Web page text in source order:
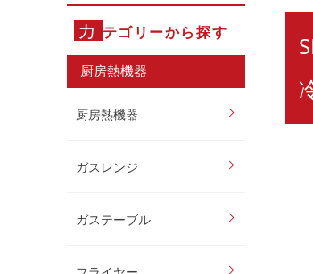
カ テゴリーから探す
厨房熱機器
厨房熱機器
ガスレンジ
ガステーブル